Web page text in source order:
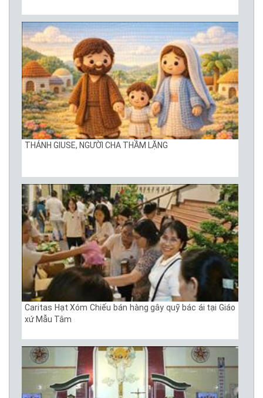
THÁNH GIUSE, NGƯỜI CHA THẦM LẶNG
Caritas Hạt Xóm Chiếu bán hàng gây quỹ bác ái tại Giáo
xứ Mẫu Tâm